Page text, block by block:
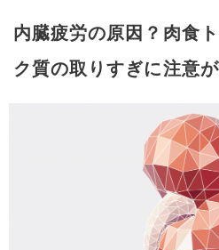
内臓疲労の原因？肉食
ク質の取りすぎに注意